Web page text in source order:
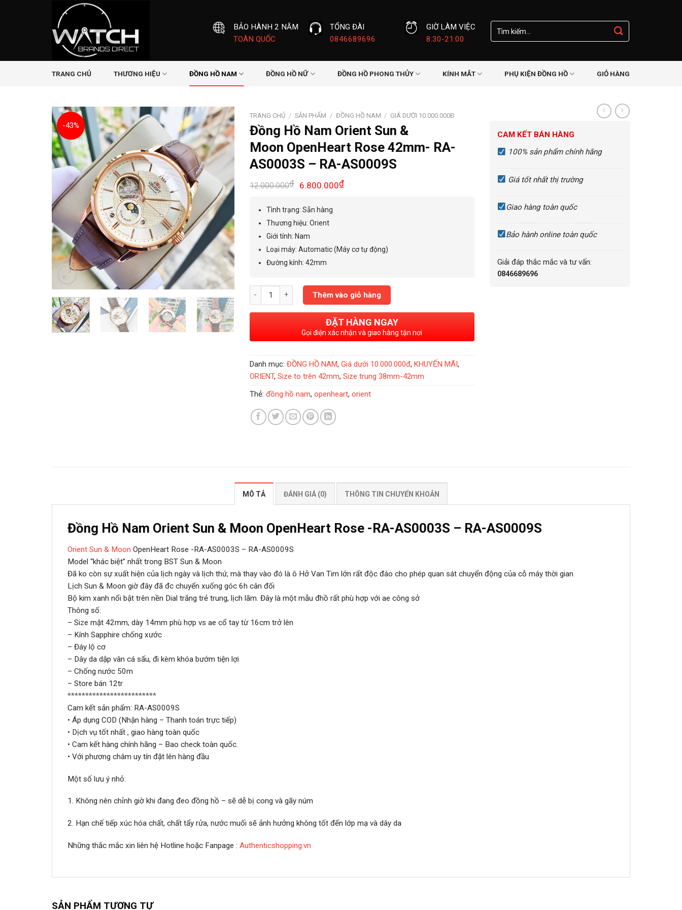
BẢO HÀNH 2 NĂM
TOÀN QUỐC
TỔNG ĐÀI
0846689696
GIỜ LÀM VIỆC
8:30-21:00
Tìm
kiếm:
TRANG CHỦ THƯƠNG HIỆU ĐỒNG HỒ NAM ĐỒNG HỒ NỮ ĐỒNG HỒ PHONG THỦY KÍNH MẮT PHỤ KIỆN ĐỒNG HỒ GIỎ HÀNG
-43%
TRANG CHỦ / SẢN PHẨM / ĐỒNG HỒ NAM / GIÁ DƯỚI 10.000.000Đ
Đồng Hồ Nam Orient Sun &
Moon OpenHeart Rose 42mm- RA-
AS0003S – RA-AS0009S
12.000.000₫
Giá
là:
12.000.000₫.
6.800.000₫Giá
Tình trạng: Sẵn hàng
Thương hiệu: Orient
Giới tính: Nam
Loại máy:Automatic (Máy cơ tự động)
Đường kính:42mm
Đồng Hồ Nam Orient Sun & Moon OpenHeart Rose 42mm- RA-AS0003S - RA-AS0009S số lượng
Thêm vào giỏ hàng
ĐẶT HÀNG NGAY
Gọi điện xác nhận và giao hàng tận nơi
Danh mục: ĐỒNG HỒ NAM, Giá dưới 10.000.000đ, KHUYẾN MÃI,
ORIENT, Size to trên 42mm, Size trung 38mm-42mm
Thẻ: đồng hồ nam, openheart, orient
CAM KẾT BÁN HÀNG
100% sản phẩm chính hãng
Giá tốt nhất thị trường
Giao hàng toàn quốc
Bảo hành online toàn quốc
Giải đáp thắc mắc và tư vấn:
0846689696
MÔ TẢ ĐÁNH GIÁ (0) THÔNG TIN CHUYỂN KHOẢN
Đồng Hồ Nam Orient Sun & Moon OpenHeart Rose -RA-AS0003S – RA-AS0009S
Orient Sun & Moon OpenHeart Rose -RA-AS0003S – RA-AS0009S
Model “khác biệt” nhất trong BST Sun & Moon
Đã ko còn sự xuất hiện của lịch ngày và lịch thứ, mà thay vào đó là ô Hở Van Tim lớn rất độc đáo cho phép quan sát chuyển động của cỗ máy thời gian
Lịch Sun & Moon giờ đây đã đc chuyển xuống góc 6h cân đối
Bộ kim xanh nổi bật trên nền Dial trắng trẻ trung, lịch lãm. Đây là một mẫu đhồ rất phù hợp với ae công sở
Thông số:
– Size mặt 42mm, dày 14mm phù hợp vs ae cổ tay từ 16cm trở lên
– Kính Sapphire chống xước
– Đáy lộ cơ
– Dây da dập vân cá sấu, đi kèm khóa bướm tiện lợi
– Chống nước 50m
– Store bán 12tr
*************************
Cam kết sản phẩm: RA-AS0009S
• Áp dụng COD (Nhận hàng – Thanh toán trực tiếp)
• Dịch vụ tốt nhất , giao hàng toàn quốc
• Cam kết hàng chính hãng – Bao check toàn quốc.
• Với phương châm uy tín đặt lên hàng đầu
Một số lưu ý nhỏ:
1. Không nên chỉnh giờ khi đang đeo đồng hồ – sẽ dễ bị cong và gãy núm
2. Hạn chế tiếp xúc hóa chất, chất tẩy rửa, nước muối sẽ ảnh hưởng không tốt đến lớp mạ và dây da
Những thắc mắc xin liên hệ Hotline hoặc Fanpage : Authenticshopping.vn
SẢN PHẨM TƯƠNG TỰ